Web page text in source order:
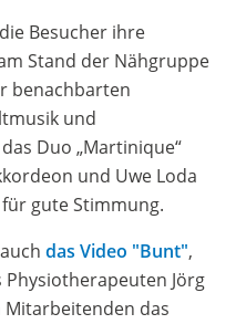
Besucher ihre
Stand der Nähgruppe
benachbarten
und
Duo „Martinique“
und Uwe Loda
gute Stimmung.
auchdas Video "Bunt",
Jörg
Mitarbeitenden das